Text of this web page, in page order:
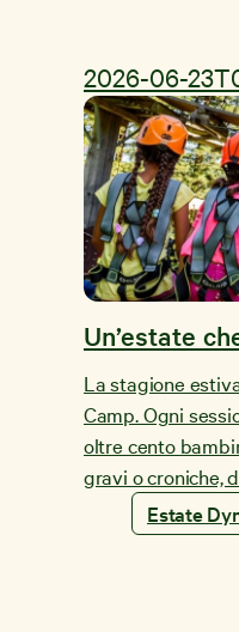
2026-06-
Un’estate
La stagione
Camp. Ogni
oltre cento
gravi o croniche,
condizioni di
Terapia
Estate